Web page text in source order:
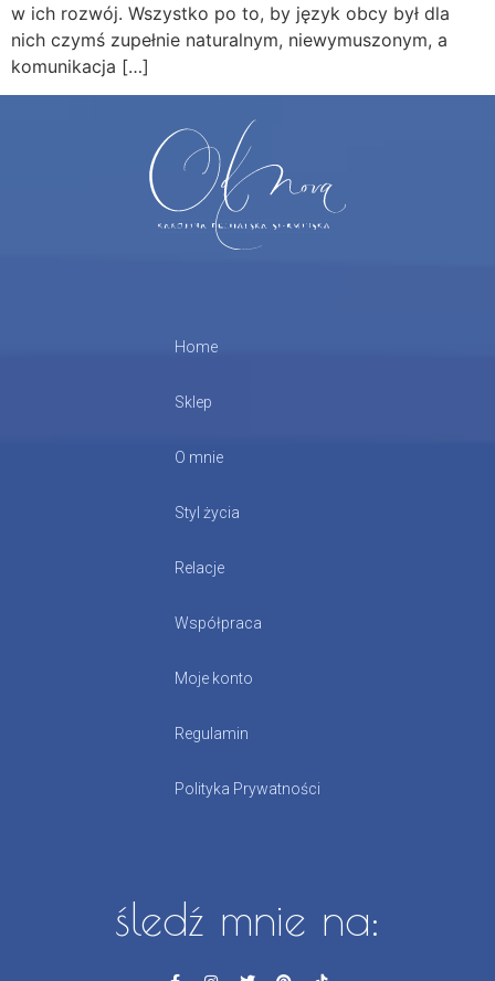
w ich rozwój. Wszystko po to, by język obcy był dla
nich czymś zupełnie naturalnym, niewymuszonym, a
komunikacja […]
Home
Sklep
O mnie
Styl życia
Relacje
Współpraca
Moje konto
Regulamin
Polityka Prywatności
śledź mnie na: